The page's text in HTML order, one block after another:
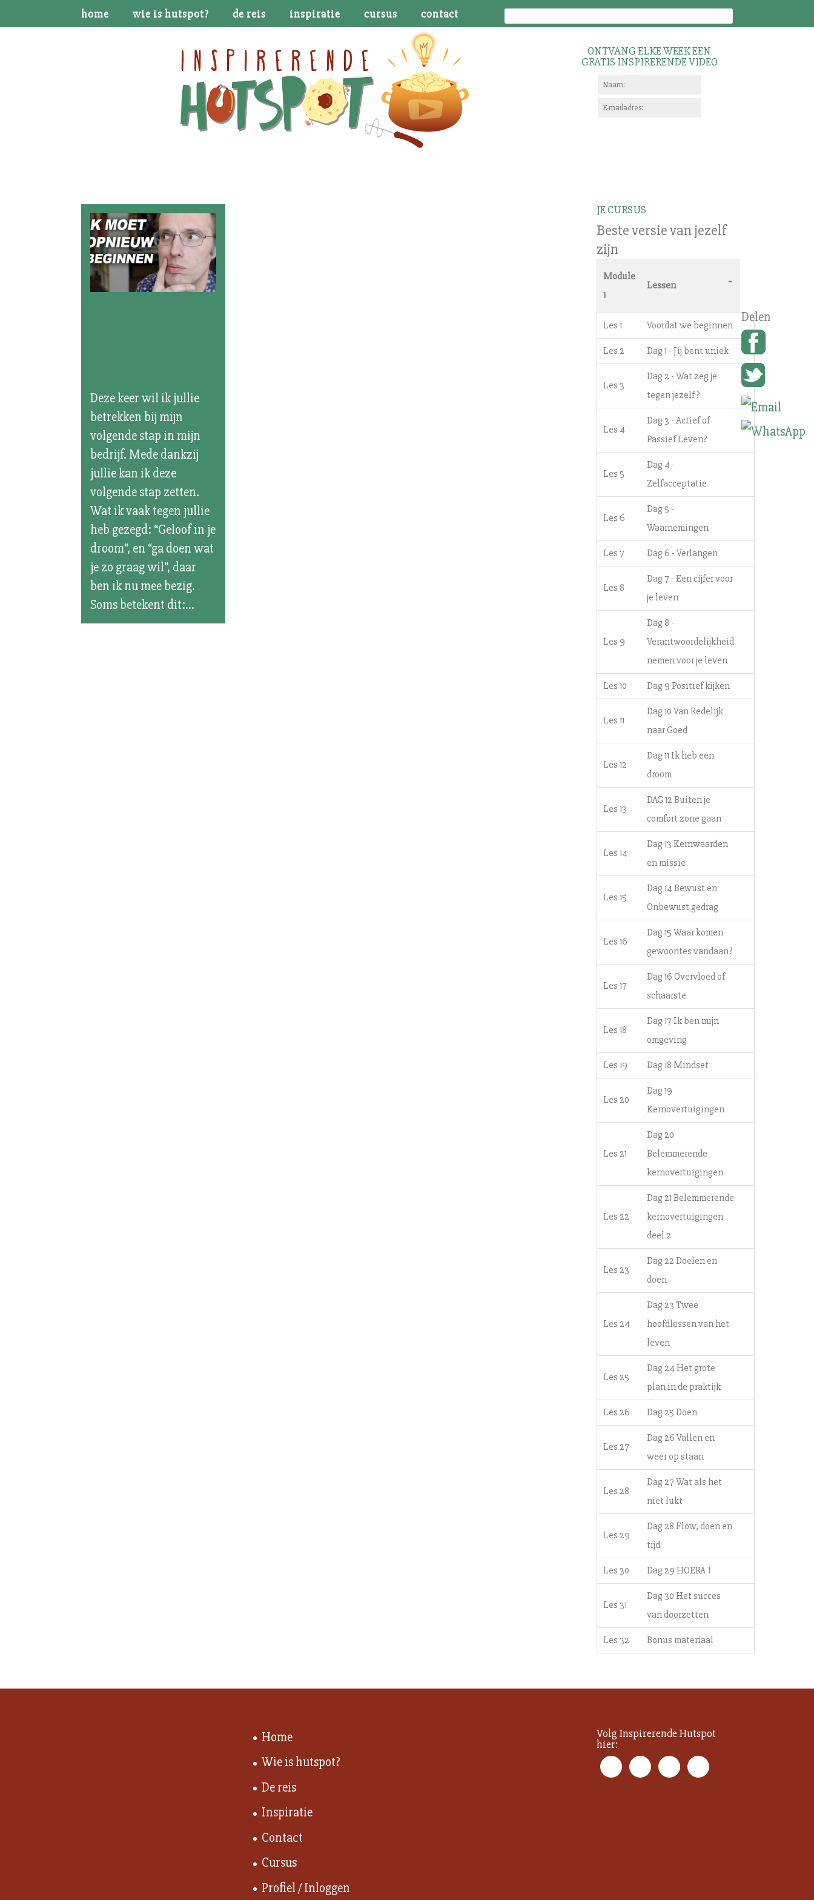
home wie is hutspot? de reis inspiratie cursus contact
ONTVANG ELKE WEEK EEN
GRATIS INSPIRERENDE VIDEO
Deze keer wil ik jullie
betrekken bij mijn
volgende stap in mijn
bedrijf. Mede dankzij
jullie kan ik deze
volgende stap zetten.
Wat ik vaak tegen jullie
heb gezegd: “Geloof in je
droom”, en “ga doen wat
je zo graag wil”, daar
ben ik nu mee bezig.
Soms betekent dit:...
JE CURSUS
Beste versie van jezelf
zijn
Module
1
Lessen -
Les 1 Voordat we beginnen
Les 2 Dag 1 - Jij bent uniek
Les 3
Dag 2 - Wat zeg je
tegen jezelf?
Les 4
Dag 3 - Actief of
Passief Leven?
Les 5
Dag 4 -
Zelfacceptatie
Les 6
Dag 5 -
Waarnemingen
Les 7 Dag 6 - Verlangen
Les 8
Dag 7 - Een cijfer voor
je leven
Les 9
Dag 8 -
Verantwoordelijkheid
nemen voor je leven
Les 10 Dag 9 Positief kijken
Les 11
Dag 10 Van Redelijk
naar Goed
Les 12
Dag 11 Ik heb een
droom
Les 13
DAG 12 Buiten je
comfort zone gaan
Les 14
Dag 13 Kernwaarden
en missie
Les 15
Dag 14 Bewust en
Onbewust gedrag
Les 16
Dag 15 Waar komen
gewoontes vandaan?
Les 17
Dag 16 Overvloed of
schaarste
Les 18
Dag 17 Ik ben mijn
omgeving
Les 19 Dag 18 Mindset
Les 20
Dag 19
Kernovertuigingen
Les 21
Dag 20
Belemmerende
kernovertuigingen
Les 22
Dag 21 Belemmerende
kernovertuigingen
deel 2
Les 23
Dag 22 Doelen en
doen
Les 24
Dag 23 Twee
hoofdlessen van het
leven
Les 25
Dag 24 Het grote
plan in de praktijk
Les 26 Dag 25 Doen
Les 27
Dag 26 Vallen en
weer op staan
Les 28
Dag 27 Wat als het
niet lukt
Les 29
Dag 28 Flow, doen en
tijd
Les 30 Dag 29 HOERA !
Les 31
Dag 30 Het succes
van doorzetten
Les 32 Bonus materiaal
Home
Wie is hutspot?
De reis
Inspiratie
Contact
Cursus
Profiel / Inloggen
Volg Inspirerende Hutspot
hier: